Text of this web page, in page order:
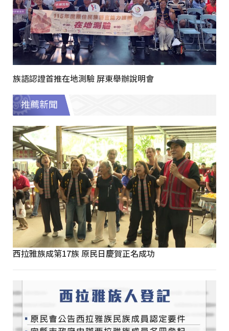
族語認證首推在地測驗 屏東舉辦說明會
推薦新聞
西拉雅族成第17族 原民日慶賀正名成功